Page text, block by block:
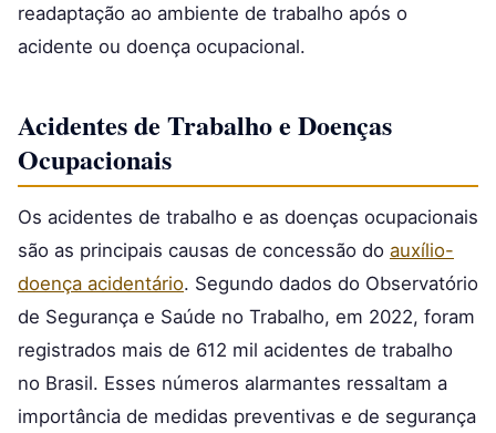
readaptação ao ambiente de trabalho após o
acidente ou doença ocupacional.
Acidentes de Trabalho e Doenças
Ocupacionais
Os acidentes de trabalho e as doenças ocupacionais
são as principais causas de concessão do auxílio-
doença acidentário. Segundo dados do Observatório
de Segurança e Saúde no Trabalho, em 2022, foram
registrados mais de 612 mil acidentes de trabalho
no Brasil. Esses números alarmantes ressaltam a
importância de medidas preventivas e de segurança